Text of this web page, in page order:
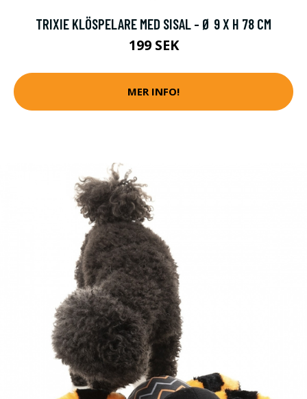
TRIXIE KLÖSPELARE MED SISAL - Ø 9 X H 78 CM
199 SEK
MER INFO!